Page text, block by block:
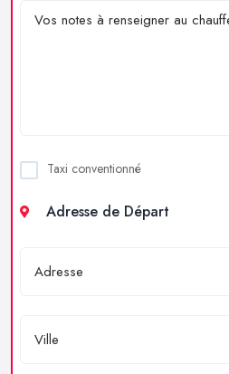
Taxi conventionné
Adresse de Départ